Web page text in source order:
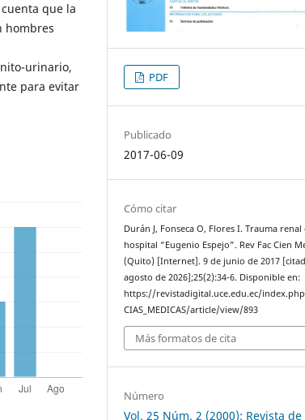
que la
hombres
urinario,
para evitar
PDF
Publicado
2017-06-09
Cómo citar
Durán J, Fonseca O, Flores I. Trauma renal
hospital “Eugenio Espejo”. Rev Fac Cien
(Quito) [Internet]. 9 de junio de 2017
agosto de 2026];25(2):34-6. Disponible en:
https://revistadigital.uce.edu.ec/
CIAS_MEDICAS/article/view/893
Más formatos de cita
Número
Vol. 25 Núm. 2 (2000): Revista de